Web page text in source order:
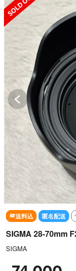
送料込 匿名配送
SIGMA 28-70mm
SIGMA